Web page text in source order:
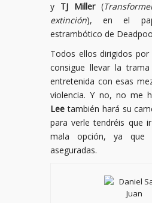
y TJ Miller(
extinción), en el
estrambótico de
Todos ellos dirigidos por
consigue llevar la
entretenida con esas
violencia. Y no, no me
Lee también hará su
para verle tendréis que
mala opción, ya que
aseguradas.